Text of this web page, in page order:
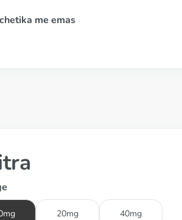
me emas
20mg 40mg